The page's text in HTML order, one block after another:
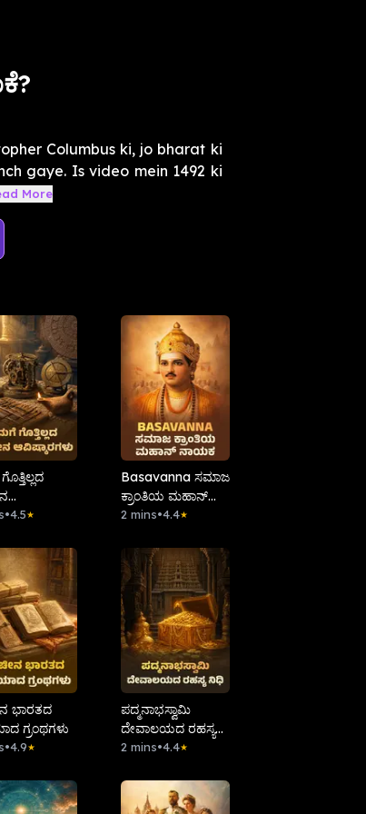
Columbus ki, jo bharat ki
gaye. Is video mein 1492 ki
More
•4.5★
Basavanna ಸಮಾಜ
ಕ್ರಾಂತಿಯ ಮಹಾನ್
ನಾಯಕ
2 mins•4.4★
ಭಾರತದ
ಗ್ರಂಥಗಳು
•4.9★
ಪದ್ಮನಾಭಸ್ವಾಮಿ
ದೇವಾಲಯದ ರಹಸ್ಯ
ನಿಧಿ
2 mins•4.4★